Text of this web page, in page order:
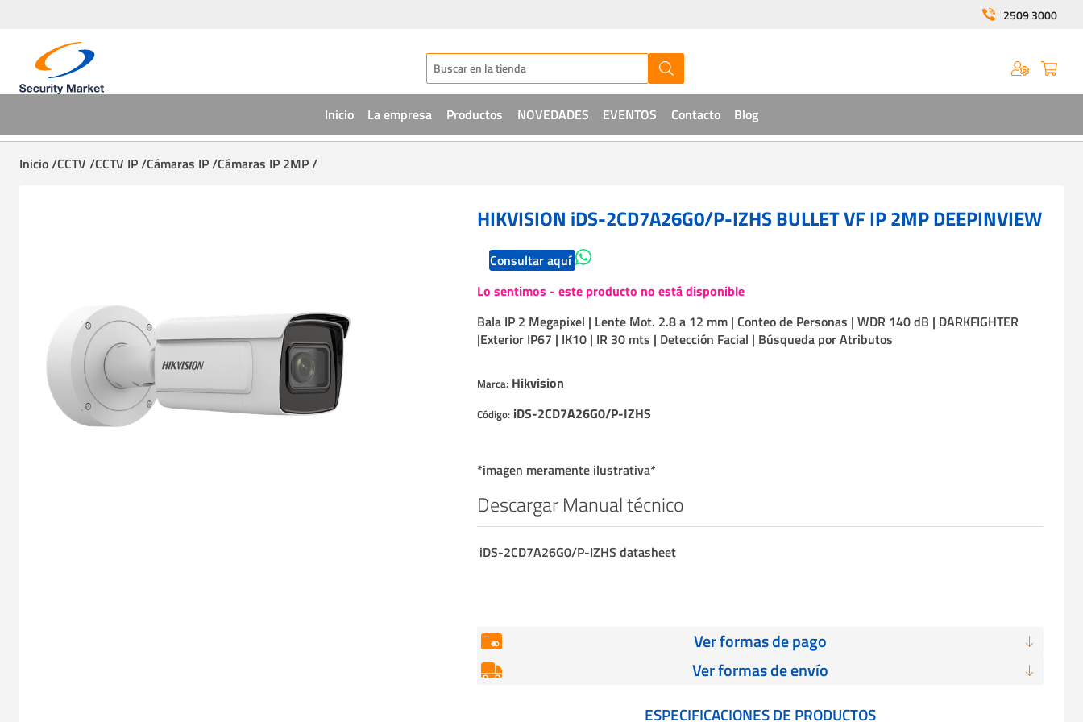
2509 3000
Inicio La empresa Productos
Sistemas de acceso
Intrusión
Soluciones IT
NOVEDADES EVENTOS Contacto Blog
Inicio /CCTV /CCTV IP /Cámaras IP /Cámaras IP 2MP /
HIKVISION iDS-2CD7A26G0/P-IZHS BULLET VF IP 2MP DEEPINVIEW
Consultar aquí
Lo sentimos - este producto no está disponible
Bala IP 2 Megapixel | Lente Mot. 2.8 a 12 mm | Conteo de Personas | WDR 140 dB | DARKFIGHTER
|Exterior IP67 | IK10 | IR 30 mts | Detección Facial | Búsqueda por Atributos
Marca: Hikvision
Código: iDS-2CD7A26G0/P-IZHS
*imagen meramente ilustrativa*
Descargar Manual técnico
iDS-2CD7A26G0/P-IZHS datasheet
Ver formas de pago
Ver formas de envío
ESPECIFICACIONES DE PRODUCTOS